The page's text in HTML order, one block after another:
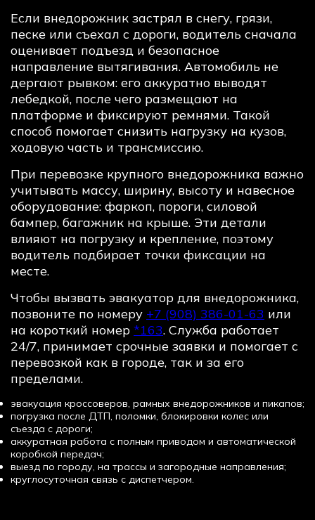
Если внедорожник застрял в снегу, грязи,
песке или съехал с дороги, водитель сначала
оценивает подъезд и безопасное
направление вытягивания. Автомобиль не
дергают рывком: его аккуратно выводят
лебедкой, после чего размещают на
платформе и фиксируют ремнями. Такой
способ помогает снизить нагрузку на кузов,
ходовую часть и трансмиссию.
При перевозке крупного внедорожника важно
учитывать массу, ширину, высоту и навесное
оборудование: фаркоп, пороги, силовой
бампер, багажник на крыше. Эти детали
влияют на погрузку и крепление, поэтому
водитель подбирает точки фиксации на
месте.
Чтобы вызвать эвакуатор для внедорожника,
позвоните по номеру +7 (908) 386-01-63 или
на короткий номер *163. Служба работает
24/7, принимает срочные заявки и помогает с
перевозкой как в городе, так и за его
пределами.
эвакуация кроссоверов, рамных внедорожников и пикапов;
погрузка после ДТП, поломки, блокировки колес или
съезда с дороги;
аккуратная работа с полным приводом и автоматической
коробкой передач;
выезд по городу, на трассы и загородные направления;
круглосуточная связь с диспетчером.